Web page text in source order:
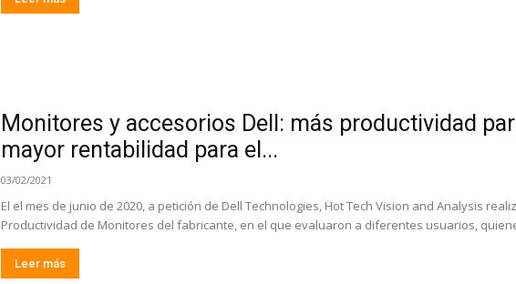
Monitores y accesorios Dell: más productividad
mayor rentabilidad para el...
03/02/2021
El el mes de junio de 2020, a petición de Dell Technologies, Hot Tech Vision and Analysis
Productividad de Monitores del fabricante, en el que evaluaron a diferentes usuarios,
Leer más